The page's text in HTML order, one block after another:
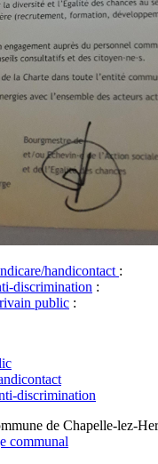
handicontact :
discrimination :
public :
discrimination
de Chapelle-lez-
communal